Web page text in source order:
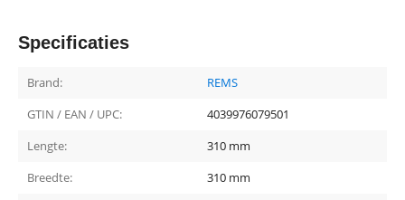
Specificaties
Brand:
REMS
GTIN / EAN / UPC:
4039976079501
Lengte:
310 mm
Breedte:
310 mm